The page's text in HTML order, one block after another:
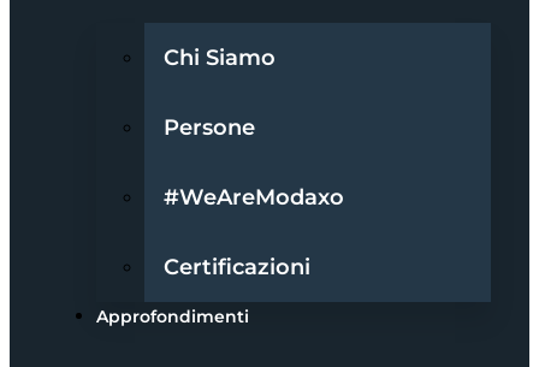
Chi Siamo
Persone
#WeAreModaxo
Certificazioni
Approfondimenti